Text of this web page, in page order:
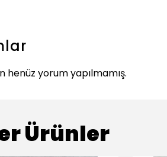
henüz yorum yapılmamış.
Ürünler